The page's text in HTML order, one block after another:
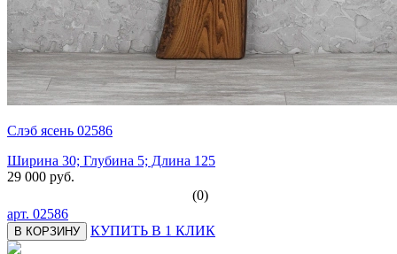
Слэб ясень 02586
Ширина 30; Глубина 5; Длина 125
29 000 руб.
(0)
арт. 02586
В КОРЗИНУ КУПИТЬ В 1 КЛИК